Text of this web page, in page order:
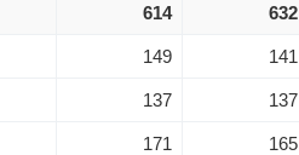
614 632
149 141
137 137
171 165